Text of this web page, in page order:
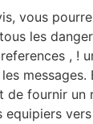
vous
les
, !
de fournir un
equipiers